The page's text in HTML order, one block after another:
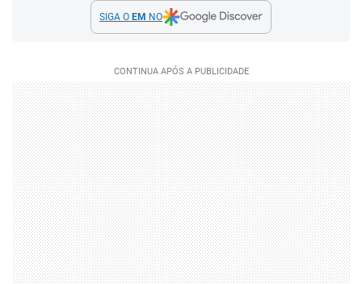
SIGA O EM NO